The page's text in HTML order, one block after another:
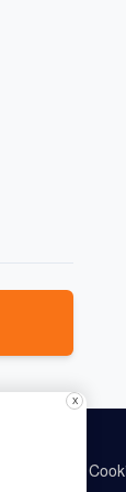
Política de
X